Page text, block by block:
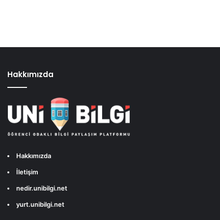
Hakkımızda
Hakkımızda
İletişim
nedir.unibilgi.net
yurt.unibilgi.net